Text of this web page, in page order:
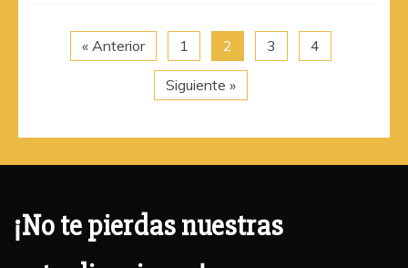
« Anterior 1 2 3 4
Siguiente »
¡No te pierdas nuestras